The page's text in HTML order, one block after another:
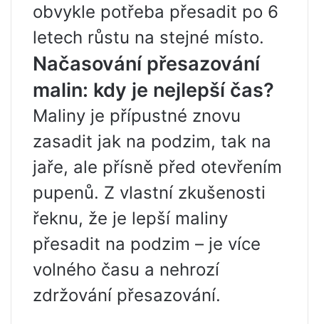
obvykle potřeba přesadit po 6
letech růstu na stejné místo.
Načasování přesazování
malin: kdy je nejlepší čas?
Maliny je přípustné znovu
zasadit jak na podzim, tak na
jaře, ale přísně před otevřením
pupenů. Z vlastní zkušenosti
řeknu, že je lepší maliny
přesadit na podzim – je více
volného času a nehrozí
zdržování přesazování.